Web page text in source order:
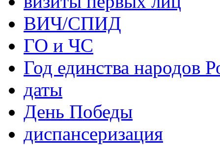
ВИЧ/СПИД
ГО и ЧС
Год единства народов
даты
День Победы
диспансеризация